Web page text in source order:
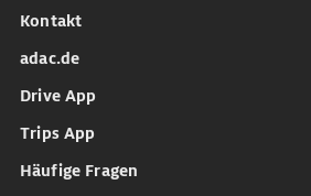
Kontakt
adac.de
Drive App
Trips App
Häufige Fragen